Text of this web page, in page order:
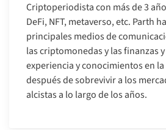
Criptoperiodista con más de 3
DeFi, NFT, metaverso, etc. Parth
principales medios de
las criptomonedas y las finanzas
experiencia y conocimientos en
después de sobrevivir a los
alcistas a lo largo de los años.